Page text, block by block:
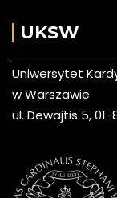
UKSW
Uniwersytet
w Warszawie
ul. Dewajtis 5,